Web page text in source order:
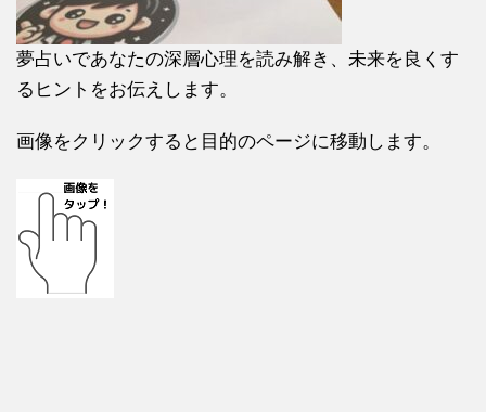
夢占いであなたの深層心理を読み解き、未来を良くす
るヒントをお伝えします。
画像をクリックすると目的のページに移動します。